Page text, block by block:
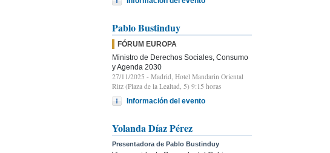
Pablo Bustinduy
FÓRUM EUROPA
Ministro de Derechos Sociales, Consumo
y Agenda 2030
27/11/2025 - Madrid, Hotel Mandarin Oriental
Ritz (Plaza de la Lealtad, 5) 9:15 horas
Información del evento
Yolanda Díaz Pérez
Presentadora de Pablo Bustinduy